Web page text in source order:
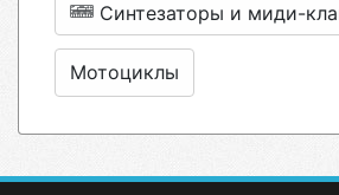
Синтезаторы и миди-
Мотоциклы